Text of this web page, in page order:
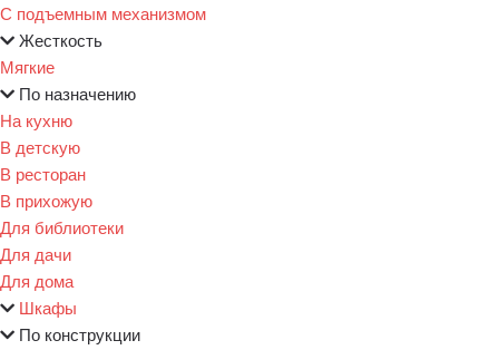
С подъемным механизмом
Жесткость
Мягкие
По назначению
На кухню
В детскую
В ресторан
В прихожую
Для библиотеки
Для дачи
Для дома
Шкафы
По конструкции